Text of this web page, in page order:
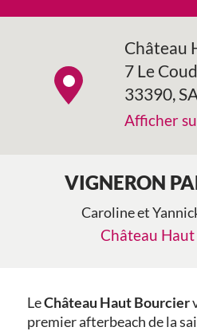
Château
7 Le
33390,
Afficher
VIGNERON
Caroline et
Château
LeChâteau Haut Bourcier
premier afterbeach de la